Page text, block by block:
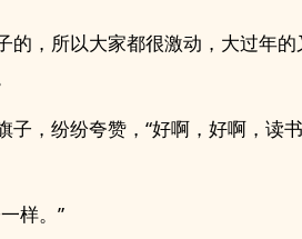
，所以大家都很激动，大过年的
子，纷纷夸赞，“好啊，好啊，读
样。”